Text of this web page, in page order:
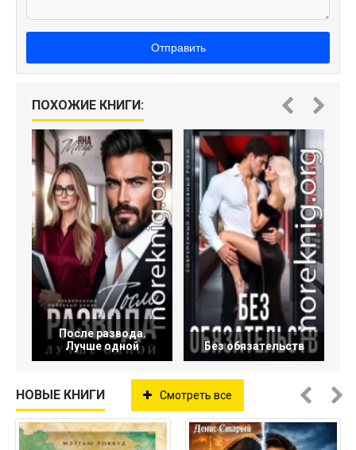
Отправить
ПОХОЖИЕ КНИГИ:
После развода.
Лучше одной
Без обязательств
НОВЫЕ КНИГИ Смотреть все